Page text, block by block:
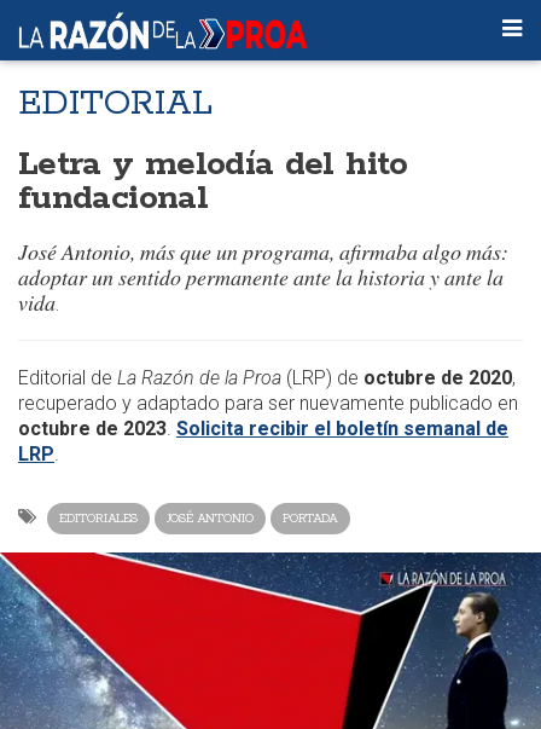
EDITORIAL
Letra y melodía del hito
fundacional
José Antonio, más que un programa, afirmaba algo más:
adoptar un sentido permanente ante la historia y ante la
vida
Editorial de La Razón de la Proa (LRP) de octubre de 2020,
recuperado y adaptado para ser nuevamente publicado en
octubre de 2023. Solicita recibir el boletín semanal de
LRP.
EDITORIALES JOSÉ ANTONIO PORTADA